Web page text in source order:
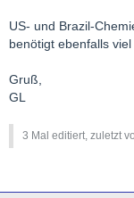
US- und Brazil-
benötigt ebenfalls viel
Gruß,
GL
3 Mal editiert, zuletzt